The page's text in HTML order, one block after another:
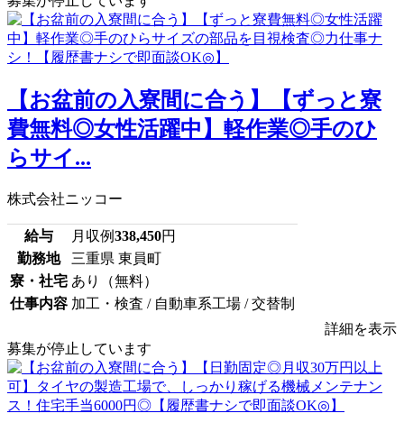
【お盆前の入寮間に合う】【ずっと寮
費無料◎女性活躍中】軽作業◎手のひ
らサイ...
株式会社ニッコー
給与 月収例338,450円
勤務地
三重県 東員町
寮・社宅 あり（無料）
仕事内容 加工・検査 / 自動車系工場 / 交替制
詳細を表示
募集が停止しています